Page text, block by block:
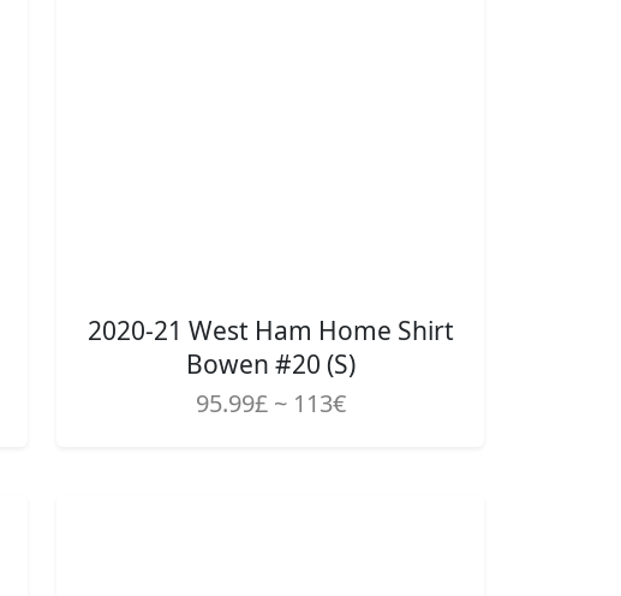
2020-21 West Ham Home Shirt
Bowen #20 (S)
95.99£ ~ 113€